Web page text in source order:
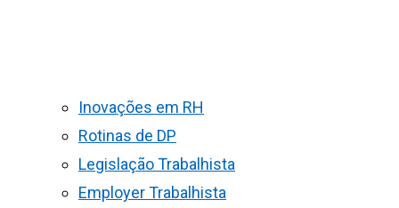
Inovações em RH
Rotinas de DP
Legislação Trabalhista
Employer Trabalhista